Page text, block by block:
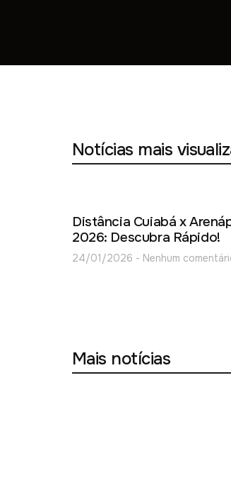
Notícias mais
Distância Cuiabá x
2026: Descubra Rápido!
24/01/2026 Nenhum
Mais notícias